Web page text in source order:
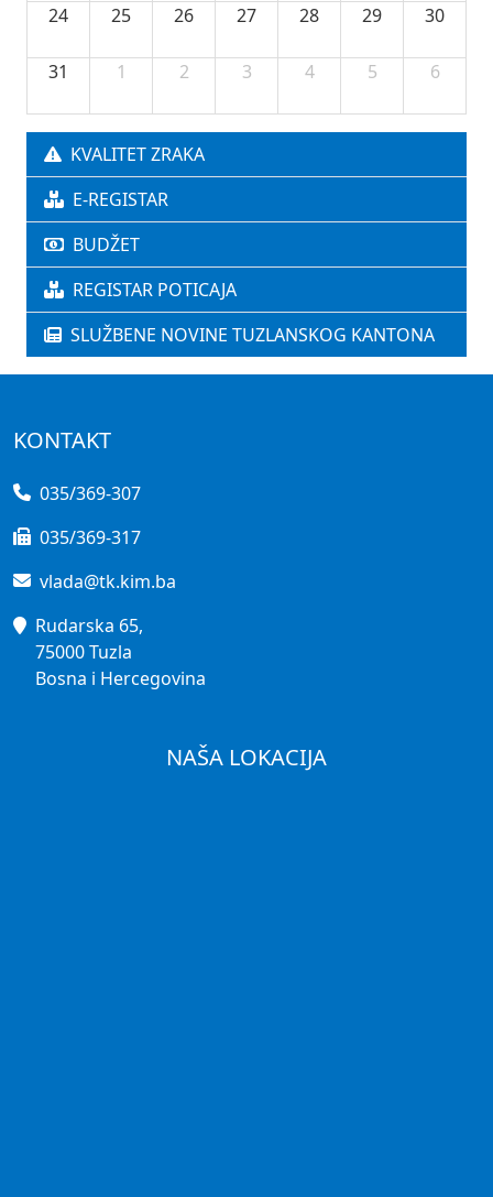
24 25 26 27 28 29 30
31 1 2 3 4 5 6
KVALITET ZRAKA
E-REGISTAR
BUDŽET
REGISTAR POTICAJA
SLUŽBENE NOVINE TUZLANSKOG KANTONA
KONTAKT
035/369-307
035/369-317
vlada@tk.kim.ba
Rudarska 65,
75000 Tuzla
Bosna i Hercegovina
NAŠA LOKACIJA